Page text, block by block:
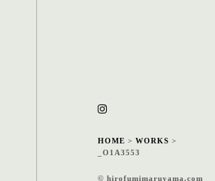
HOME > WORKS >
_O1A3553
© hirofumimaruyama.com